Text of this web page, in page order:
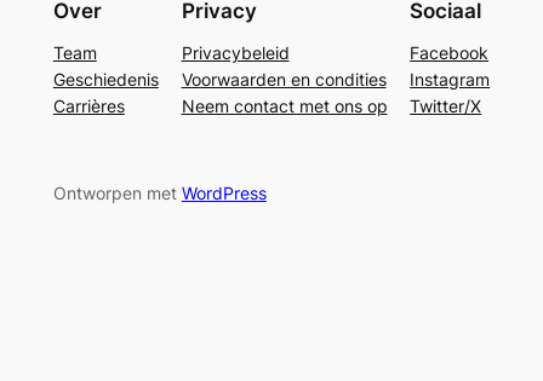
Over
Team
Geschiedenis
Carrières
Privacy
Privacybeleid
Voorwaarden en condities
Neem contact met ons op
Sociaal
Facebook
Instagram
Twitter/X
Ontworpen met WordPress